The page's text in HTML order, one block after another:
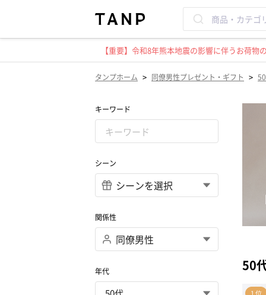
【重要】令和8年熊本地震の影響に伴うお荷
タンプホーム > 同僚男性プレゼント・ギフト >
キーワード
シーン
関係性
年代 50